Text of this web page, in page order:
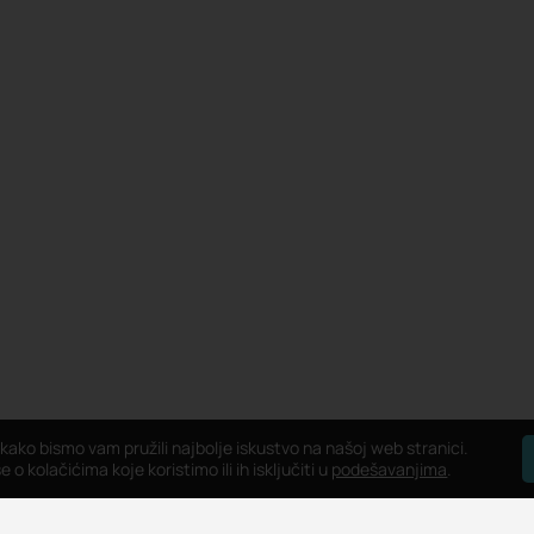
bismo vam pružili najbolje iskustvo na našoj web stranici.
o kolačićima koje koristimo ili ih isključiti u podešavanjima.